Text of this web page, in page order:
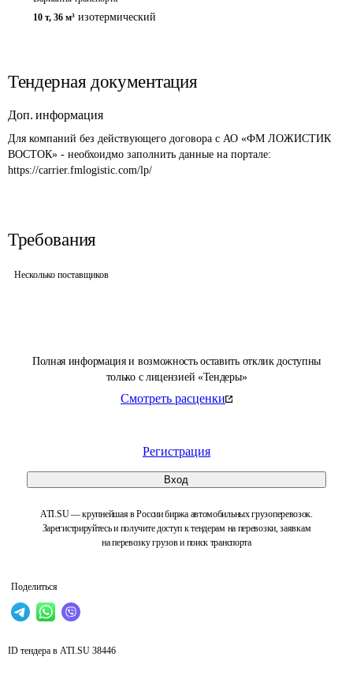
Полная информация и возможность оставить отклик доступны
только с лицензией «Тендеры»
Смотреть расценки
Регистрация
Вход
ATI.SU — крупнейшая в России биржа автомобильных грузоперевозок.
Зарегистрируйтесь и получите доступ к тендерам на перевозки, заявкам
на перевозку грузов и поиск транспорта
Поделиться
10 т, 36 м³ изотермический
Тендерная документация
Доп. информация
Для компаний без действующего договора с АО «ФМ ЛОЖИСТИК
ВОСТОК» - необхоидмо заполнить данные на портале:
https://carrier.fmlogistic.com/lp/
Требования
Несколько поставщиков
ID тендера в ATI.SU 38446